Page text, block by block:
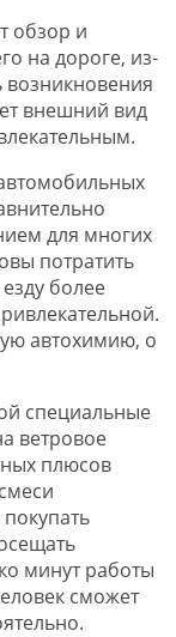
обзор и
на дороге, из-
возникновения
внешний вид
для многих
потратить
более
автохимию, о
специальные
ветровое
плюсов
минут работы
сможет